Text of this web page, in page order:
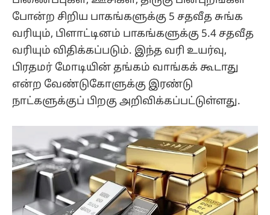
போன்ற சிறிய பாகங்களுக்கு 5 சதவீத சுங்க
வரியும், பிளாட்டினம் பாகங்களுக்கு 5.4 சதவீத
வரியும் விதிக்கப்படும். இந்த வரி உயர்வு,
பிரதமர் மோடியின் தங்கம் வாங்கக் கூடாது
என்ற வேண்டுகோளுக்கு இரண்டு
நாட்களுக்குப் பிறகு அறிவிக்கப்பட்டுள்ளது.